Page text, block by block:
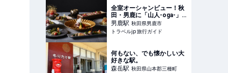
全室オーシャンビュー！秋
田・男鹿に「山人-oga-」
が新規開業 | 秋田県 | トラベ
ルjp 旅行ガイド
男鹿駅 秋田県男鹿市
トラベルjp 旅行ガイド
何もない、でも懐かしい大
好きな駅。
森岳駅 秋田県山本郡三種町